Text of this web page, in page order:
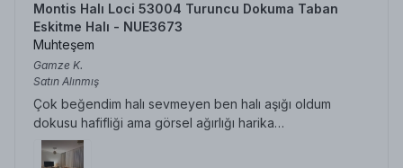
Montis Halı Loci 53004 Turuncu Dokuma Taban
Eskitme Halı - NUE3673
Muhteşem
Gamze K.
Satın Alınmış
Çok beğendim halı sevmeyen ben halı aşığı oldum
dokusu hafifliği ama görsel ağırlığı harika…